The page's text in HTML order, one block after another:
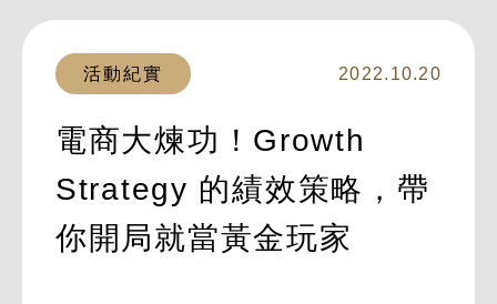
活動紀實 2022.10.20
電商大煉功！Growth
Strategy 的績效策略，帶
你開局就當黃金玩家